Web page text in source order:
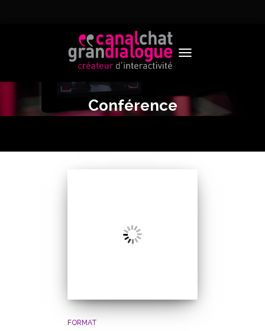
Conférence
FORMAT